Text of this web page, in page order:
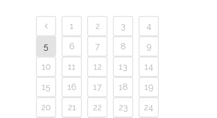
1 2 3
4
5
6 7 8
9
10
11 12 13
14
15
16 17 18
19
20
21 22 23
24